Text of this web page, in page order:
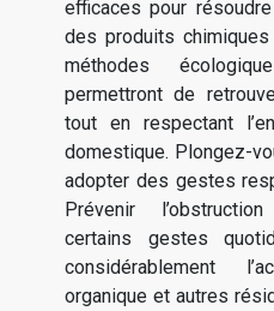
efficaces pour
des produits
méthodes
permettront de
tout en respectant
domestique. Plongez-
adopter des gestes
Prévenir
certains gestes
considérablement
organique et autres